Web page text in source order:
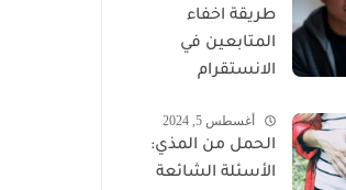
طريقة اخفاء
المتابعين في
الانستقرام
أغسطس 5, 2024
الحمل من المذي:
الأسئلة الشائعة